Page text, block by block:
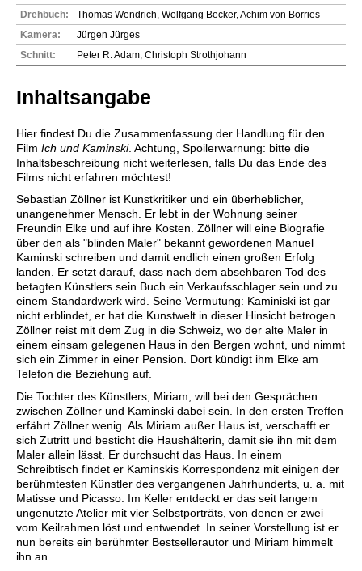
Drehbuch:
Thomas Wendrich, Wolfgang Becker, Achim von Borries
Kamera:
Jürgen Jürges
Schnitt:
Peter R. Adam, Christoph Strothjohann
Inhaltsangabe
Hier findest Du die Zusammenfassung der Handlung für den
Film Ich und Kaminski. Achtung, Spoilerwarnung: bitte die
Inhaltsbeschreibung nicht weiterlesen, falls Du das Ende des
Films nicht erfahren möchtest!
Sebastian Zöllner ist Kunstkritiker und ein überheblicher,
unangenehmer Mensch. Er lebt in der Wohnung seiner
Freundin Elke und auf ihre Kosten. Zöllner will eine Biografie
über den als "blinden Maler" bekannt gewordenen Manuel
Kaminski schreiben und damit endlich einen großen Erfolg
landen. Er setzt darauf, dass nach dem absehbaren Tod des
betagten Künstlers sein Buch ein Verkaufsschlager sein und zu
einem Standardwerk wird. Seine Vermutung: Kaminiski ist gar
nicht erblindet, er hat die Kunstwelt in dieser Hinsicht betrogen.
Zöllner reist mit dem Zug in die Schweiz, wo der alte Maler in
einem einsam gelegenen Haus in den Bergen wohnt, und nimmt
sich ein Zimmer in einer Pension. Dort kündigt ihm Elke am
Telefon die Beziehung auf.
Die Tochter des Künstlers, Miriam, will bei den Gesprächen
zwischen Zöllner und Kaminski dabei sein. In den ersten Treffen
erfährt Zöllner wenig. Als Miriam außer Haus ist, verschafft er
sich Zutritt und besticht die Haushälterin, damit sie ihn mit dem
Maler allein lässt. Er durchsucht das Haus. In einem
Schreibtisch findet er Kaminskis Korrespondenz mit einigen der
berühmtesten Künstler des vergangenen Jahrhunderts, u. a. mit
Matisse und Picasso. Im Keller entdeckt er das seit langem
ungenutzte Atelier mit vier Selbstporträts, von denen er zwei
vom Keilrahmen löst und entwendet. In seiner Vorstellung ist er
nun bereits ein berühmter Bestsellerautor und Miriam himmelt
ihn an.